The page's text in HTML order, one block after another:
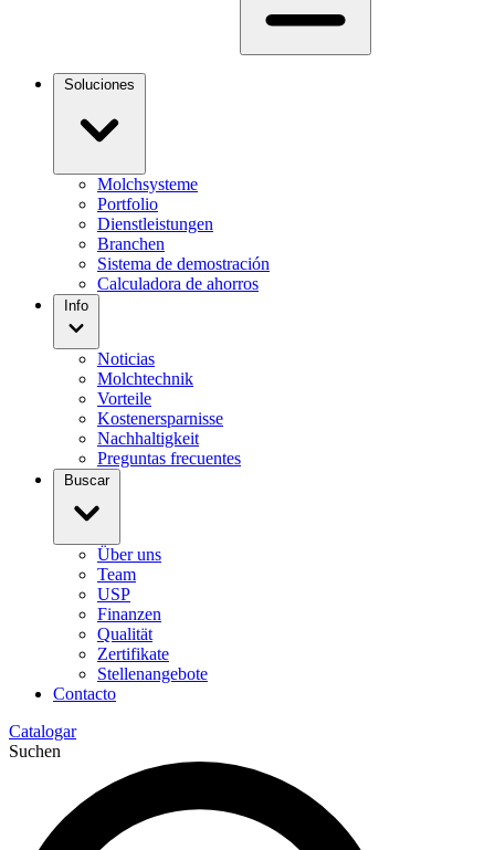
Soluciones
Molchsysteme
Portfolio
Dienstleistungen
Branchen
Sistema de demostración
Calculadora de ahorros
Info
Noticias
Molchtechnik
Vorteile
Kostenersparnisse
Nachhaltigkeit
Preguntas frecuentes
Buscar
Über uns
Team
USP
Finanzen
Qualität
Zertifikate
Stellenangebote
Contacto
Catalogar
Suchen